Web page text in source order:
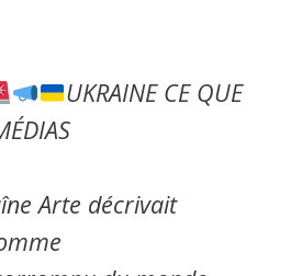
UKRAINE CE QUE
Arte décrivait